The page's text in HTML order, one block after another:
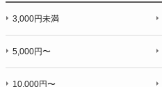
3,000円未満
5,000円〜
10,000円〜